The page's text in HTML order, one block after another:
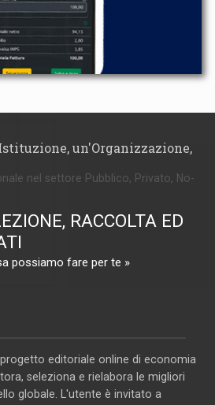
un'Organizzazione,
nel settore Pubblico, Privato, No-
RACCOLTA ED
possiamo fare per te »
editoriale online di economia
seleziona e rielabora le migliori
globale. L'utente è invitato a